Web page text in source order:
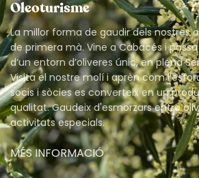
Oleoturisme
La millor forma de gaudir dels nostres
de primera mà. Vine a Cabacés i
d’un entorn d’oliveres únic, en plena
Visita el nostre molí i aprèn com
socis i sòcies es converteix en un
qualitat. Gaudeix d'esmorzars entre
activitats especials.
MÉS INFORMACIÓ